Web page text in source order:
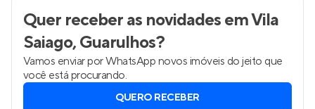
Quer receber as novidadesem Vila
Saiago, Guarulhos?
Vamos enviar por WhatsApp novos imóveis do jeito que
você está procurando.
QUERO RECEBER